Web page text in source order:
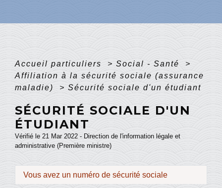
Accueil particuliers > Social - Santé
>
Affiliation à la sécurité sociale (assurance
maladie)
> Sécurité sociale d'un étudiant
SÉCURITÉ SOCIALE D'UN
ÉTUDIANT
Vérifié le 21 Mar 2022 - Direction de l'information légale et
administrative (Première ministre)
Vous avez un numéro de sécurité sociale